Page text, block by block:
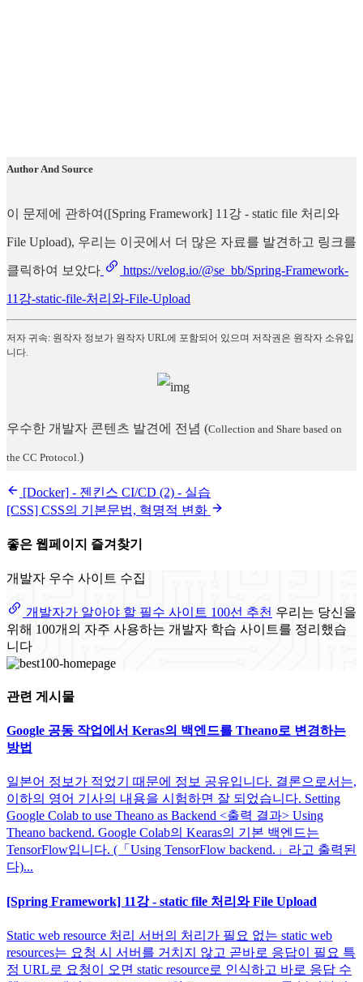
Author And Source
이 문제에 관하여([Spring Framework] 11강 - static file 처리와
File Upload), 우리는 이곳에서 더 많은 자료를 발견하고 링크를
클릭하여 보았다 https://velog.io/@se_bb/Spring-Framework-
11강-static-file-처리와-File-Upload
저자 귀속: 원작자 정보가 원작자 URL에 포함되어 있으며 저작권은 원작자 소유입
니다.
우수한 개발자 콘텐츠 발견에 전념 (Collection and Share based on
the CC Protocol. )
[Docker] - 젠킨스 CI/CD (2) - 실습
[CSS] CSS의 기본문법, 혁명적 변화
좋은 웹페이지 즐겨찾기
개발자 우수 사이트 수집
개발자가 알아야 할 필수 사이트 100선 추천 우리는 당신을
위해 100개의 자주 사용하는 개발자 학습 사이트를 정리했습
니다
관련 게시물
Google 공동 작업에서 Keras의 백엔드를 Theano로 변경하는
방법
일본어 정보가 적었기 때문에 정보 공유입니다. 결론으로서는,
이하의 영어 기사의 내용을 시험하면 잘 되었습니다. Setting
Google Colab to use Theano as Backend <출력 결과> Using
Theano backend. Google Colab의 Kearas의 기본 백엔드는
TensorFlow입니다. (「Using TensorFlow backend.」라고 출력된
다)...
[Spring Framework] 11강 - static file 처리와 File Upload
Static web resource 처리 서버의 처리가 필요 없는 static web
resources는 요청 시 서버를 거치지 않고 곧바로 응답이 필요 특
정 URL로 요청이 오면 static resource로 인식하고 바로 응답 수